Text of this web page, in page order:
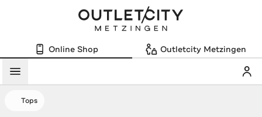
Online Shop Outletcity Metzingen
Menü
Tops